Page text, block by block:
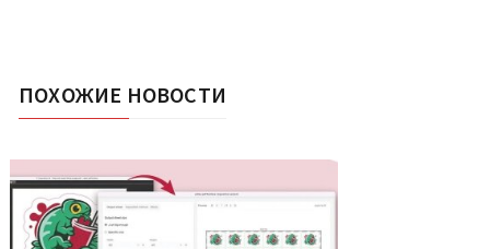
ПОХОЖИЕ НОВОСТИ